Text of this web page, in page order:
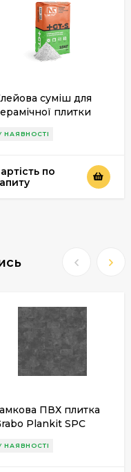
суміш для
плитки
НАЯВНОСТІ
по
ПВХ плитка
Plankit SPC
НАЯВНОСТІ